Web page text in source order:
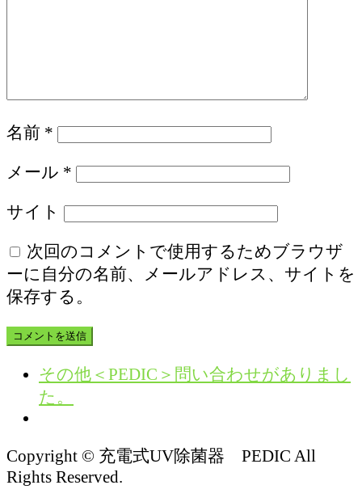
名前 *
メール *
サイト
次回のコメントで使用するためブラウザ
ーに自分の名前、メールアドレス、サイトを
保存する。
その他＜PEDIC＞問い合わせがありまし
た。
Copyright © 充電式UV除菌器 PEDIC All
Rights Reserved.